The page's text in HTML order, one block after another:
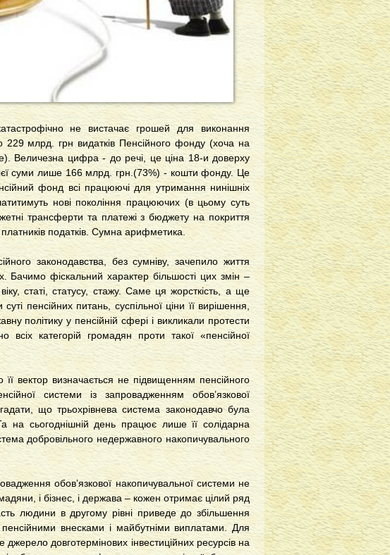
не вистачає грошей для виконання
229 млрд. грн видатків Пенсійного фонду (хоча на
Величезна цифра - до речі, це ціна 18-и доверху
суми лише 166 млрд. грн.(73%) - кошти фонду. Це
фонд всі працюючі для утримання нинішніх
нові покоління працюючих (в цьому суть
трансферти та платежі з бюджету на покриття
податків. Сумна арифметика.
законодавства, без сумніву, зачепило життя
Бачимо фіскальний характер більшості цих змін –
статі, статусу, стажу. Саме ця жорсткість, а ще
пенсійних питань, суспільної ціни її вирішення,
політику у пенсійній сфері і викликали протести
всіх категорій громадян проти такої «пенсійної
вектор визначається не підвищенням пенсійного
системи із запровадженням обов’язкової
що трьохрівнева система законодавчо була
сьогоднішній день працює лише її солідарна
добровільного недержавного накопичувального
обов’язкової накопичувальної системи не
і бізнес, і держава – кожен отримає цілий ряд
людини в другому рівні приведе до збільшення
пенсійними внесками і майбутніми виплатами. Для
довготермінових інвестиційних ресурсів на